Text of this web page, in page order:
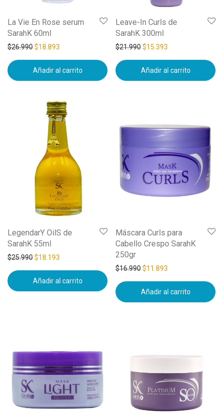
La Vie En Rose serum
SarahK 60ml
$26.990$18.893
Añadir al carrito
Leave-In Curls de
SarahK 300ml
$21.990$15.393
Añadir al carrito
LegendarY OilS de
SarahK 55ml
$25.990$18.193
Añadir al carrito
Máscara Curls para
Cabello Crespo SarahK
250gr
$16.990$11.893
Añadir al carrito